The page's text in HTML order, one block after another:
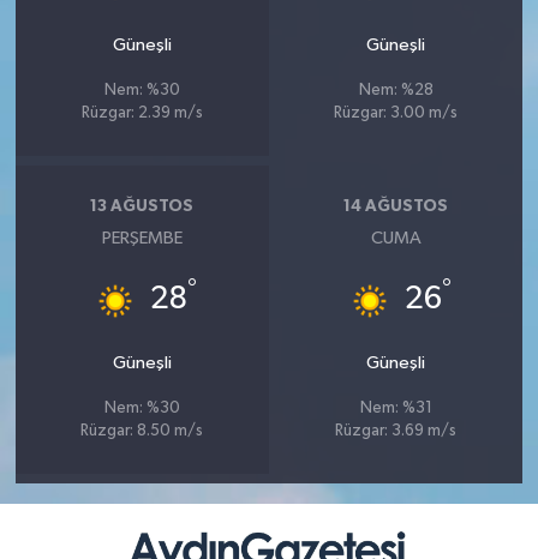
Güneşli
Nem: %30
Rüzgar: 2.39 m/s
Güneşli
Nem: %28
Rüzgar: 3.00 m/s
13 AĞUSTOS
PERŞEMBE
28°
Güneşli
Nem: %30
Rüzgar: 8.50 m/s
14 AĞUSTOS
CUMA
26°
Güneşli
Nem: %31
Rüzgar: 3.69 m/s